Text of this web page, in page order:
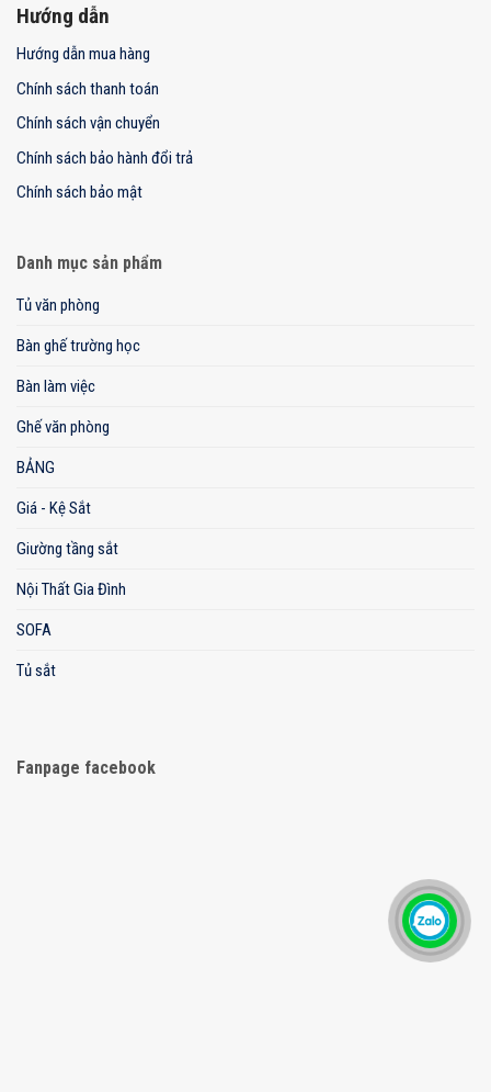
Hướng dẫn
Hướng dẫn mua hàng
Chính sách thanh toán
Chính sách vận chuyển
Chính sách bảo hành đổi trả
Chính sách bảo mật
Danh mục sản phẩm
Tủ văn phòng
Bàn ghế trường học
Bàn làm việc
Ghế văn phòng
BẢNG
Giá - Kệ Sắt
Giường tầng sắt
Nội Thất Gia Đình
SOFA
Tủ sắt
Fanpage facebook